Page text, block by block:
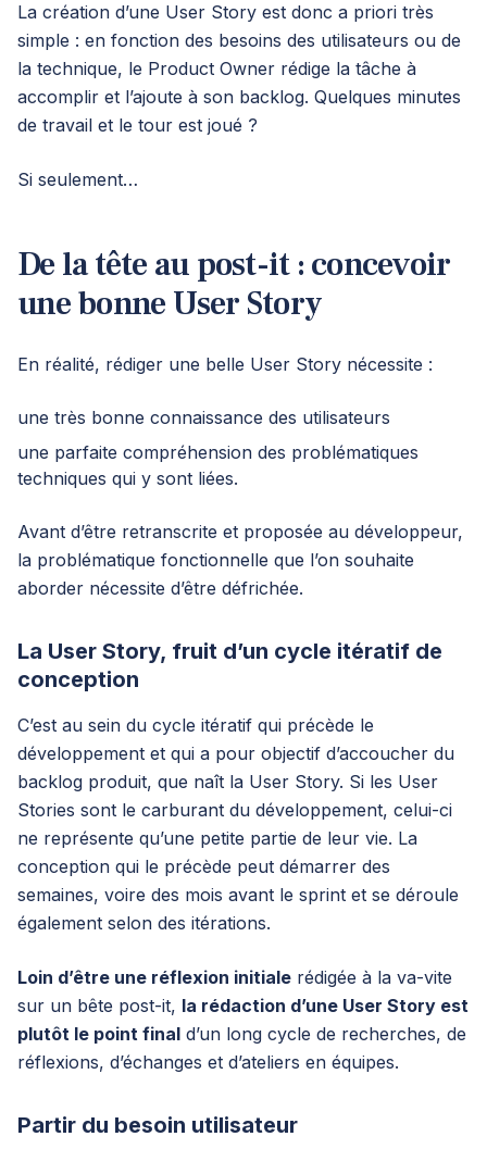
La création d’une User Story est donc a priori très
simple : en fonction des besoins des utilisateurs ou de
la technique, le Product Owner rédige la tâche à
accomplir et l’ajoute à son backlog. Quelques minutes
de travail et le tour est joué ?
Si seulement…
De la tête au post-it : concevoir
une bonne User Story
En réalité, rédiger une belle User Story nécessite :
une très bonne connaissance des utilisateurs
une parfaite compréhension des problématiques
techniques qui y sont liées.
Avant d’être retranscrite et proposée au développeur,
la problématique fonctionnelle que l’on souhaite
aborder nécessite d’être défrichée.
La User Story, fruit d’un cycle itératif de
conception
C’est au sein du cycle itératif qui précède le
développement et qui a pour objectif d’accoucher du
backlog produit, que naît la User Story. Si les User
Stories sont le carburant du développement, celui-ci
ne représente qu’une petite partie de leur vie. La
conception qui le précède peut démarrer des
semaines, voire des mois avant le sprint et se déroule
également selon des itérations.
Loin d’être une réflexion initiale rédigée à la va-vite
sur un bête post-it, la rédaction d’une User Story est
plutôt le point final d’un long cycle de recherches, de
réflexions, d’échanges et d’ateliers en équipes.
Partir du besoin utilisateur